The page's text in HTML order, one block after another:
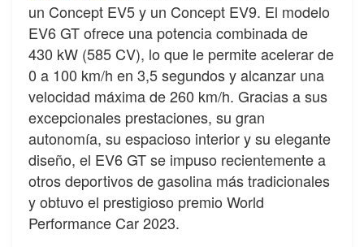
un Concept EV5 y un Concept EV9. El modelo
EV6 GT ofrece una potencia combinada de
430 kW (585 CV), lo que le permite acelerar de
0 a 100 km/h en 3,5 segundos y alcanzar una
velocidad máxima de 260 km/h. Gracias a sus
excepcionales prestaciones, su gran
autonomía, su espacioso interior y su elegante
diseño, el EV6 GT se impuso recientemente a
otros deportivos de gasolina más tradicionales
y obtuvo el prestigioso premio World
Performance Car 2023.